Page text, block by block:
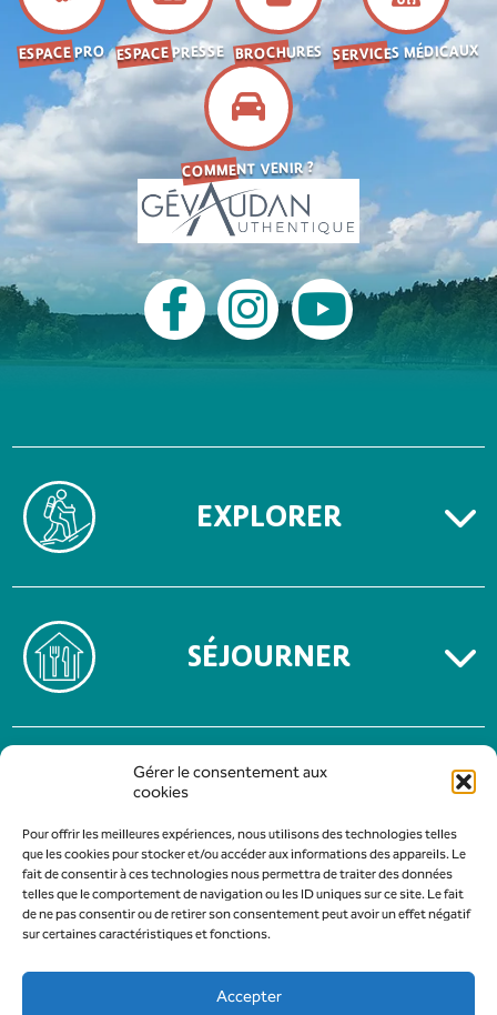
Gérer le consentement aux
cookies
Pour offrir les meilleures expériences, nous utilisons des technologies telles
que les cookies pour stocker et/ou accéder aux informations des appareils. Le
fait de consentir à ces technologies nous permettra de traiter des données
telles que le comportement de navigation ou les ID uniques sur ce site. Le fait
de ne pas consentir ou de retirer son consentement peut avoir un effet négatif
sur certaines caractéristiques et fonctions.
Accepter
ESPACE PRO ESPACE PRESSE BROCHURES SERVICES MÉDICAUX
COMMENT VENIR ?
EXPLORER
SÉJOURNER
MENTIONS LÉGALES
POLITIQUE DE CONFIDENTIALITÉ